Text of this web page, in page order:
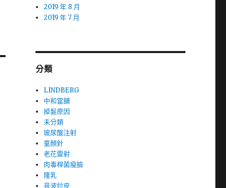
2019 年 8 月
2019 年 7 月
分類
LINDBERG
中和當舖
掉髮原因
未分類
玻尿酸注射
童顏針
老花雷射
肉毒桿菌瘦臉
隆乳
音波拉皮